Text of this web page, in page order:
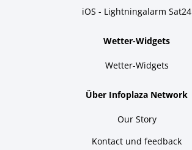
iOS - Lightningalarm Sat24
Wetter-Widgets
Wetter-Widgets
Über Infoplaza Network
Our Story
Kontact und feedback